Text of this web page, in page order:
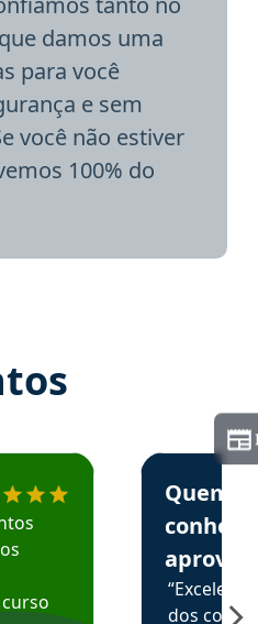
damos uma
para você
e sem
você não estiver
100% do
o Aprova Concursos em
Estudante
Quem
aprova
dos